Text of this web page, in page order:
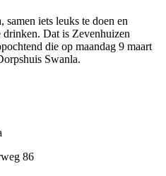
samen iets leuks te doen en
Dat is Zevenhuizen
die op maandag 9 maart
Swanla.
86